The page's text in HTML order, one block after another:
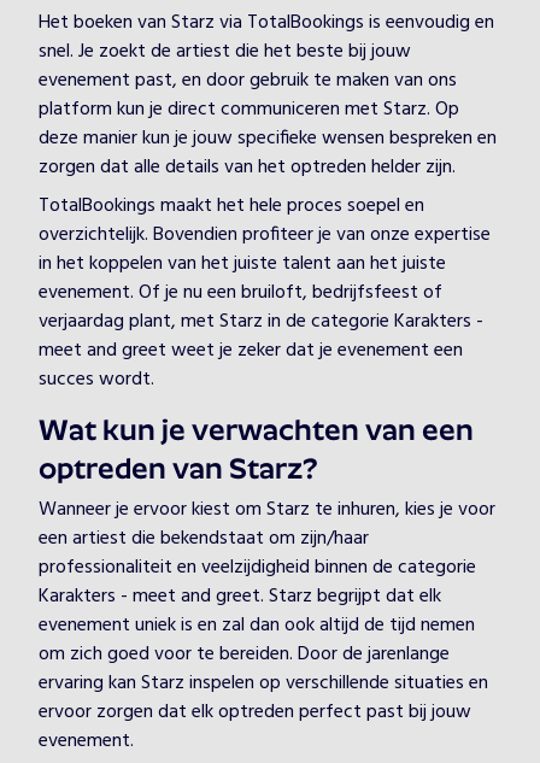
Het boeken van Starz via TotalBookings is eenvoudig en
snel. Je zoekt de artiest die het beste bij jouw
evenement past, en door gebruik te maken van ons
platform kun je direct communiceren met Starz. Op
deze manier kun je jouw specifieke wensen bespreken en
zorgen dat alle details van het optreden helder zijn.
TotalBookings maakt het hele proces soepel en
overzichtelijk. Bovendien profiteer je van onze expertise
in het koppelen van het juiste talent aan het juiste
evenement. Of je nu een bruiloft, bedrijfsfeest of
verjaardag plant, met Starz in de categorie Karakters -
meet and greet weet je zeker dat je evenement een
succes wordt.
Wat kun je verwachten van een
optreden van Starz?
Wanneer je ervoor kiest om Starz te inhuren, kies je voor
een artiest die bekendstaat om zijn/haar
professionaliteit en veelzijdigheid binnen de categorie
Karakters - meet and greet. Starz begrijpt dat elk
evenement uniek is en zal dan ook altijd de tijd nemen
om zich goed voor te bereiden. Door de jarenlange
ervaring kan Starz inspelen op verschillende situaties en
ervoor zorgen dat elk optreden perfect past bij jouw
evenement.